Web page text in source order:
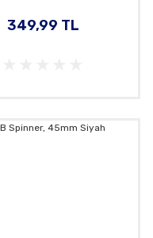
349,99 TL